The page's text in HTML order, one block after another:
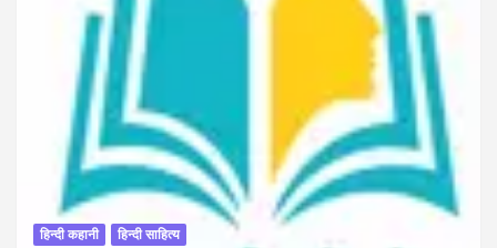
हिन्दी कहानी हिन्दी साहित्य